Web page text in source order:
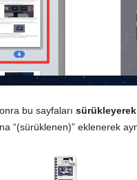
bu sayfaları sürükleyerek
“(sürüklenen)” eklenerek